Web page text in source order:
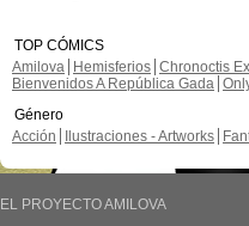
TOP CÓMICS
Amilova
Hemisferios Chronoctis
Bienvenidos A República Gada
Género
Acción
Ilustraciones - Artworks
EL PROYECTO AMILOVA